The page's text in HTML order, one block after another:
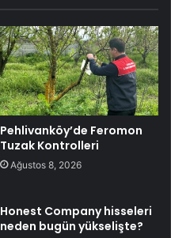
Pehlivanköy’de Feromon
Tuzak Kontrolleri
Ağustos 8, 2026
Honest Company hisseleri
neden bugün yükselişte?